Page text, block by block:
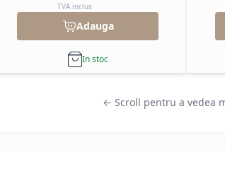
TVA inclus
Adauga
In stoc
← Scroll pentru a vedea